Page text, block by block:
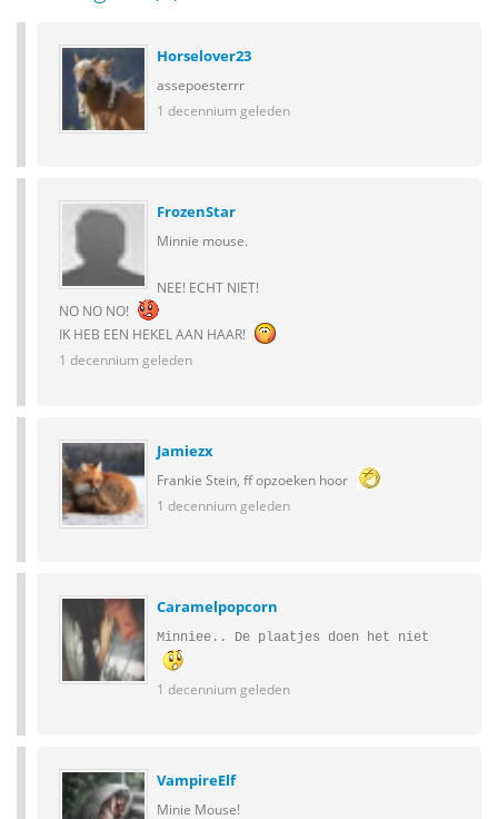
Horselover23
assepoesterrr
1 decennium geleden
FrozenStar
Minnie mouse.
NEE! ECHT NIET!
NO NO NO!
IK HEB EEN HEKEL AAN HAAR!
1 decennium geleden
Jamiezx
Frankie Stein, ff opzoeken hoor
1 decennium geleden
Caramelpopcorn
Minniee.. De plaatjes doen het niet
1 decennium geleden
VampireElf
Minie Mouse!